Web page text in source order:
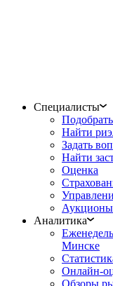
Специалисты
Найти
Задать
Найти
Оценка
Аналитика
Минске
Онлайн-
Обзоры